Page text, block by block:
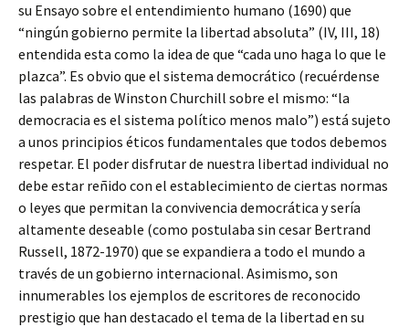
su Ensayo sobre el entendimiento humano (1690) que
“ningún gobierno permite la libertad absoluta” (IV, III, 18)
entendida esta como la idea de que “cada uno haga lo que le
plazca”. Es obvio que el sistema democrático (recuérdense
las palabras de Winston Churchill sobre el mismo: “la
democracia es el sistema político menos malo”) está sujeto
a unos principios éticos fundamentales que todos debemos
respetar. El poder disfrutar de nuestra libertad individual no
debe estar reñido con el establecimiento de ciertas normas
o leyes que permitan la convivencia democrática y sería
altamente deseable (como postulaba sin cesar Bertrand
Russell, 1872-1970) que se expandiera a todo el mundo a
través de un gobierno internacional. Asimismo, son
innumerables los ejemplos de escritores de reconocido
prestigio que han destacado el tema de la libertad en su